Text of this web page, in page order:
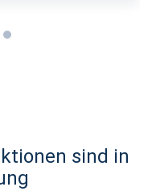
sind in
Projekt-Updates und
erhält